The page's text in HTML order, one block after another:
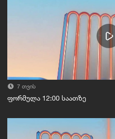
7 თვის
ფორმულა 12:00 საათზე